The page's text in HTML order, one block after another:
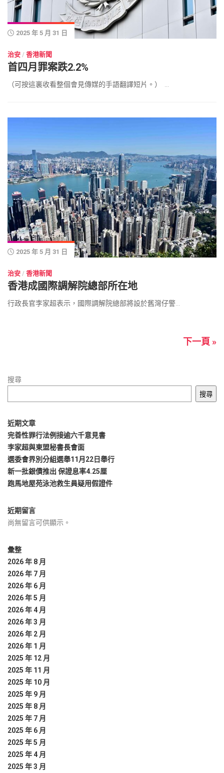
2025 年 5 月 31 日
治安 / 香港新聞
首四月罪案跌2.2%
（可按這裏收看整個會見傳媒的手語翻譯短片。） ...
2025 年 5 月 31 日
治安 / 香港新聞
香港成國際調解院總部所在地
行政長官李家超表示，國際調解院總部將設於舊灣仔警...
下一頁 »
搜尋
搜尋
近期文章
完善性罪行法例接逾六千意見書
李家超與東盟秘書長會面
選委會界別分組選舉11月22日舉行
新一批銀債推出 保證息率4.25厘
跑馬地屋苑泳池救生員疑用假證件
近期留言
尚無留言可供顯示。
彙整
2026 年 8 月
2026 年 7 月
2026 年 6 月
2026 年 5 月
2026 年 4 月
2026 年 3 月
2026 年 2 月
2026 年 1 月
2025 年 12 月
2025 年 11 月
2025 年 10 月
2025 年 9 月
2025 年 8 月
2025 年 7 月
2025 年 6 月
2025 年 5 月
2025 年 4 月
2025 年 3 月